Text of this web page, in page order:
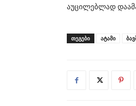
აუცილებლად
ᲗᲔᲒᲔᲑᲘ ატამი